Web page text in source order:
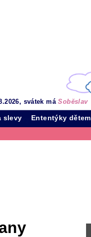
svátek máSoběslav
slevy Ententýky dětem